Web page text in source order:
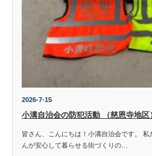
2026-7-15
小溝自治会の防犯活動 （慈恩寺地区
皆さん、こんにちは！小溝自治会です。
んが安心して暮らせる街づくりの…